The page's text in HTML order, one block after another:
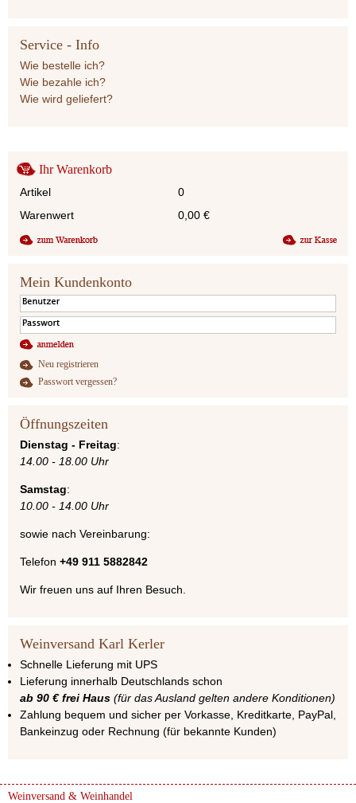
Service - Info
Wie bestelle ich?
Wie bezahle ich?
Wie wird geliefert?
Ihr Warenkorb
Artikel
0
Warenwert
0,00 €
Mein Kundenkonto
Neu registrieren
Passwort vergessen?
Öffnungszeiten
Dienstag - Freitag:
14.00 - 18.00 Uhr
Samstag:
10.00 - 14.00 Uhr
sowie nach Vereinbarung:
Telefon +49 911 5882842
Wir freuen uns auf Ihren Besuch.
Weinversand Karl Kerler
Schnelle Lieferung mit UPS
Lieferung innerhalb Deutschlands schon
ab 90 € frei Haus (für das Ausland gelten andere Konditionen)
Zahlung bequem und sicher per Vorkasse, Kreditkarte, PayPal,
Bankeinzug oder Rechnung (für bekannte Kunden)
Weinversand & Weinhandel